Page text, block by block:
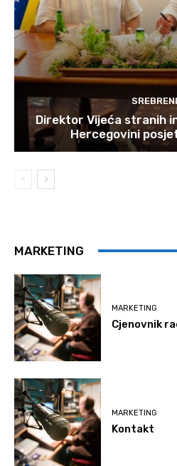
Direktor Vijeća stranih
Hercegovini
MARKETING
MARKETING
Cjenovnik
MARKETING
Kontakt